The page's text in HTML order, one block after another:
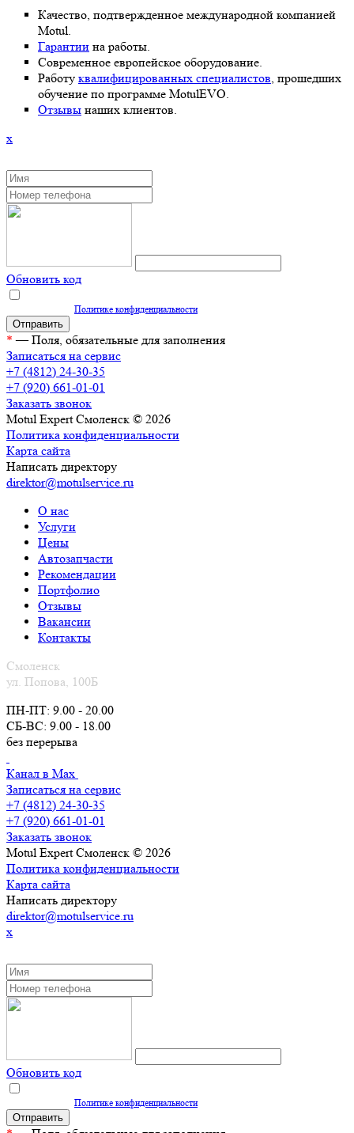
Качество, подтвержденное международной компанией
Motul.
Гарантии на работы.
Современное европейское оборудование.
Работу квалифицированных специалистов, прошедших
обучение по программе MotulEVO.
Отзывы наших клиентов.
x
Обновить код
Политике конфиденциальности
* — Поля, обязательные для заполнения
Записаться на сервис
+7 (4812) 24-30-35
+7 (920) 661-01-01
Заказать звонок
Motul Expert Смоленск © 2026
Политика конфиденциальности
Карта сайта
Написать директору
direktor@motulservice.ru
О нас
Услуги
Цены
Автозапчасти
Рекомендации
Портфолио
Отзывы
Вакансии
Контакты
Смоленск
ул. Попова, 100Б
ПН-ПТ: 9.00 - 20.00
СБ-ВС: 9.00 - 18.00
без перерыва
Канал в Max
Записаться на сервис
+7 (4812) 24-30-35
+7 (920) 661-01-01
Заказать звонок
Motul Expert Смоленск © 2026
Политика конфиденциальности
Карта сайта
Написать директору
direktor@motulservice.ru
x
Обновить код
Политике конфиденциальности